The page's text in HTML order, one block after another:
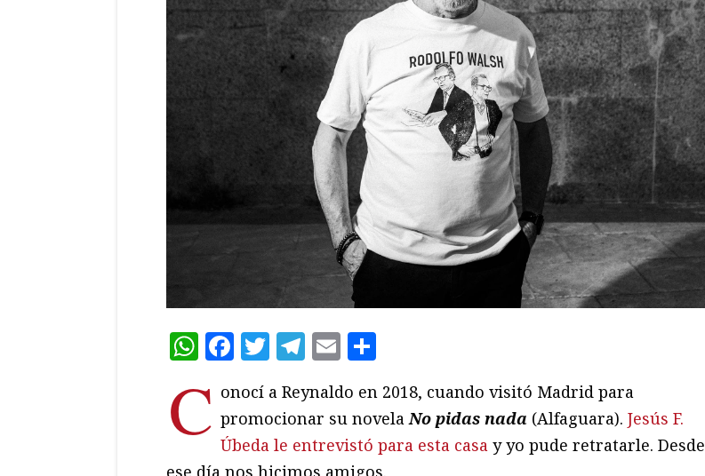
WhatsApp
Facebook
Twitter
Telegram
Email
C onocí a Reynaldo en 2018, cuando visitó Madrid para
promocionar su novela No pidas nada (Alfaguara). Jesús F.
Úbeda le entrevistó para esta casa y yo pude retratarle. Desde
ese día nos hicimos amigos.